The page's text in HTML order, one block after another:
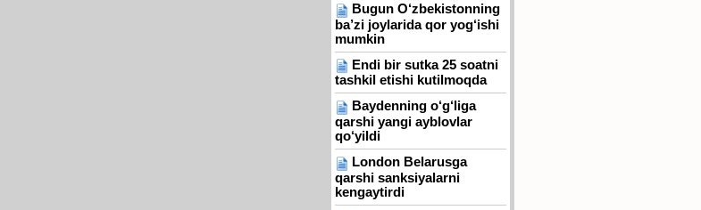
Bugun O‘zbekistonning
ba’zi joylarida qor yog‘ishi
mumkin
Endi bir sutka 25 soatni
tashkil etishi kutilmoqda
Baydenning o‘g‘liga
qarshi yangi ayblovlar
qo‘yildi
London Belarusga
qarshi sanksiyalarni
kengaytirdi